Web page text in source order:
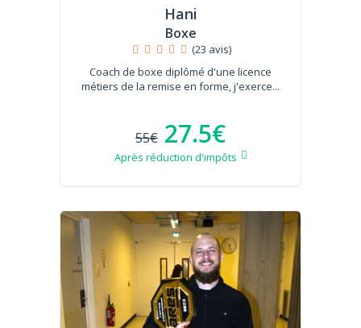
Hani
Boxe
(23 avis)
Coach de boxe diplômé d'une licence
métiers de la remise en forme, j'exerce...
55€ 27.5€
Après réduction d'impôts